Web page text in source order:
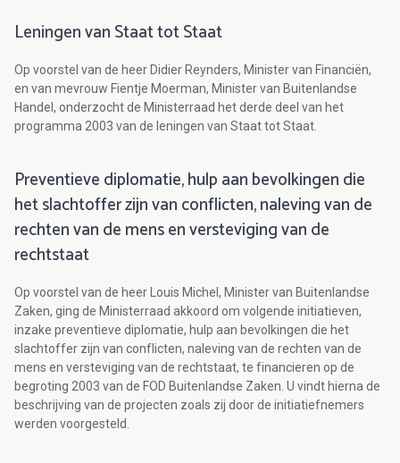
Leningen van Staat tot Staat
Op voorstel van de heer Didier Reynders, Minister van Financiën,
en van mevrouw Fientje Moerman, Minister van Buitenlandse
Handel, onderzocht de Ministerraad het derde deel van het
programma 2003 van de leningen van Staat tot Staat.
Preventieve diplomatie, hulp aan bevolkingen die
het slachtoffer zijn van conflicten, naleving van de
rechten van de mens en versteviging van de
rechtstaat
Op voorstel van de heer Louis Michel, Minister van Buitenlandse
Zaken, ging de Ministerraad akkoord om volgende initiatieven,
inzake preventieve diplomatie, hulp aan bevolkingen die het
slachtoffer zijn van conflicten, naleving van de rechten van de
mens en versteviging van de rechtstaat, te financieren op de
begroting 2003 van de FOD Buitenlandse Zaken. U vindt hierna de
beschrijving van de projecten zoals zij door de initiatiefnemers
werden voorgesteld.